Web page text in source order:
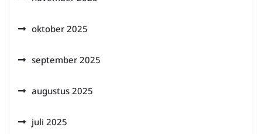
oktober 2025
september 2025
augustus 2025
juli 2025